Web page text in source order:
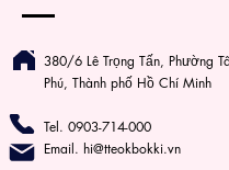
380/6 Lê Trọng Tấn, Phường
Phú, Thành phố Hồ Chí Minh
Tel. 0903-714-000
Email. hi@tteokbokki.vn